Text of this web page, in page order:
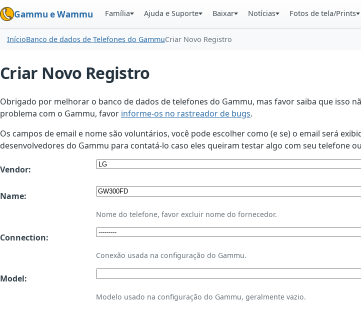
Gammu e Wammu Família Ajuda e Suporte Baixar Notícias Fotos de tela/Prints
InícioBanco de dados de Telefones do GammuCriar Novo Registro
Criar Novo Registro
Obrigado por melhorar o banco de dados de telefones do Gammu, mas favor saiba que isso
problema com o Gammu, favor informe-os no rastreador de bugs.
Os campos de email e nome são voluntários, você pode escolher como (e se) o email será
desenvolvedores do Gammu para contatá-lo caso eles queiram testar algo com seu telefone
Vendor:
Name:
Nome do telefone, favor excluir nome do fornecedor.
Connection:
Conexão usada na configuração do Gammu.
Model:
Modelo usado na configuração do Gammu, geralmente vazio.